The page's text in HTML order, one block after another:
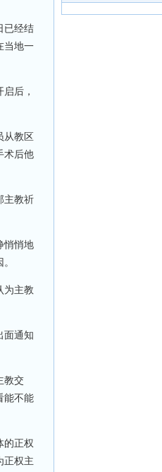
已经结
当地一
后，
从教区
术后他
主教祈
悄悄地
为主教
面通知
教交
能不能
的正权
正权主